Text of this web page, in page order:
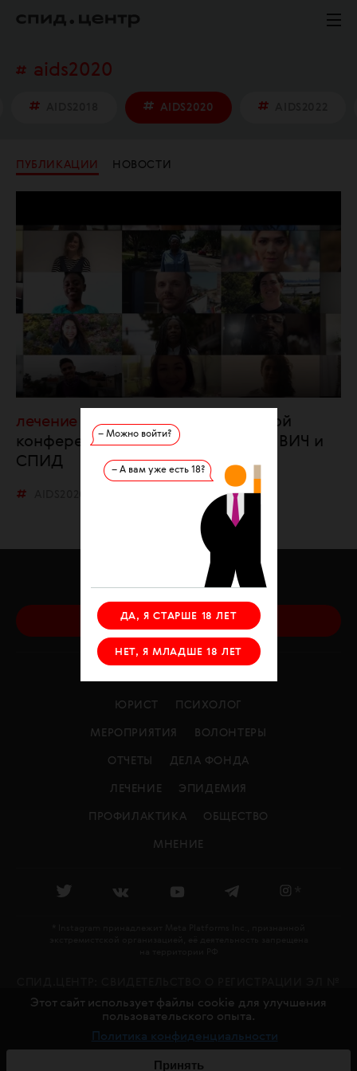
– Можно войти?
– А вам уже есть 18?
ДА, Я СТАРШЕ 18 ЛЕТ
НЕТ, Я МЛАДШЕ 18 ЛЕТ
aids2020
AIDS2020
ПУБЛИКАЦИИ НОВОСТИ
лечение
AIDS 2020: итоги главной
конференции года, посвященной ВИЧ и
СПИД
О ФОНДЕ О ВИЧ ПРОЕКТЫ
ПОМОЧЬ ФОНДУ
ЮРИСТ ПСИХОЛОГ
МЕРОПРИЯТИЯ ВОЛОНТЕРЫ
ОТЧЕТЫ ДЕЛА ФОНДА
ЛЕЧЕНИЕ ЭПИДЕМИЯ
ПРОФИЛАКТИКА ОБЩЕСТВО
МНЕНИЕ
ФС 77 - 79478 ВЫДАНО РОСКОМНАДЗОРОМ 27.11.2020
18+
© СПИД.ЦЕНТР, 2016—2026 СДЕЛАНО ВCHARMER
Этот сайт использует файлы cookie для улучшения
пользовательского опыта.
Политика конфиденциальности
Принять